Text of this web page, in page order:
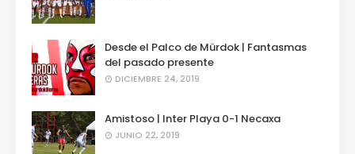
Desde el Palco de Mürdok | Fantasmas
del pasado presente
DICIEMBRE 24, 2019
Amistoso | Inter Playa 0-1 Necaxa
JUNIO 22, 2019